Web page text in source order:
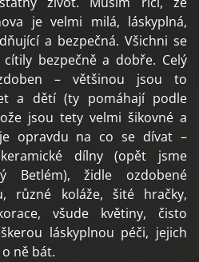
je velmi milá, láskyplná,
a bezpečná. Všichni se
bezpečně a dobře. Celý
– většinou jsou to
a dětí (ty pomáhají podle
jsou tety velmi šikovné a
opravdu na co se dívat –
dílny (opět jsme
Betlém), židle ozdobené
různé koláže, šité hračky,
všude květiny, čisto
láskyplnou péči, jejich
ně bát.